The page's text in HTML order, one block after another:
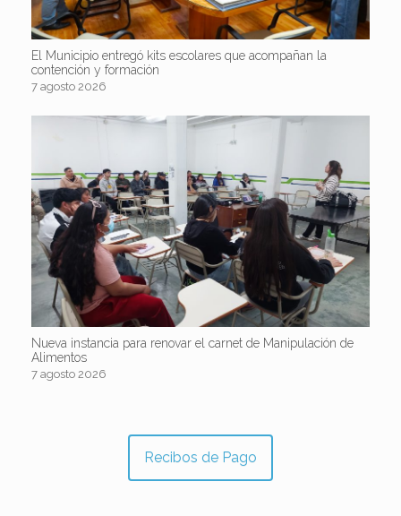
El Municipio entregó kits escolares que acompañan la
contención y formación
7 agosto 2026
Nueva instancia para renovar el carnet de Manipulación de
Alimentos
7 agosto 2026
Recibos de Pago